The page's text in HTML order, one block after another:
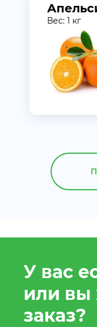
Вес: 1 кг
У вас
или вы
заказ?